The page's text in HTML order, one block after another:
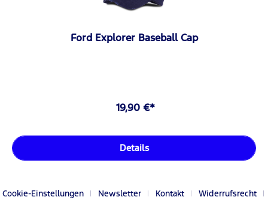
Ford Explorer Baseball Cap
19,90 €*
Details
Cookie-Einstellungen Newsletter Kontakt
Widerrufsrecht